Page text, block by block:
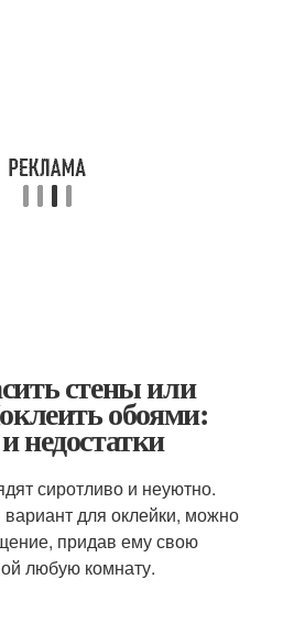
стены или
обоями:
недостатки
сиротливо и неуютно.
для оклейки, можно
придав ему свою
любую комнату.